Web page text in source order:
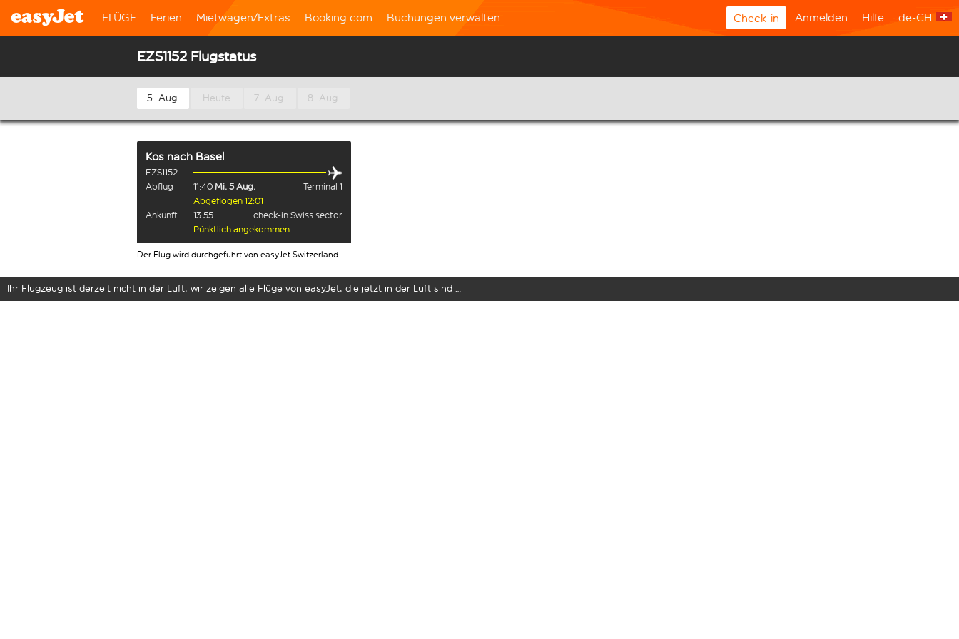
FLÜGE Ferien Mietwagen/Extras Booking.com Buchungen verwalten Check-in Anmelden Hilfe de-CH
EZS1152 Flugstatus
5. Aug. Heute 7. Aug. 8. Aug.
Kos nach Basel
EZS1152
Abflug
11:40 Mi. 5 Aug.
Terminal 1
Abgeflogen 12:01
Ankunft
13:55
check-in Swiss sector
Pünktlich angekommen
Der Flug wird durchgeführt von easyJet Switzerland
Ihr Flugzeug ist derzeit nicht in der Luft, wir zeigen alle Flüge von easyJet, die jetzt in der Luft sind …